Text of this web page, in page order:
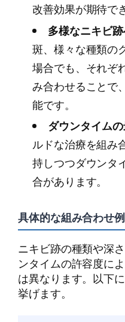
改善効果が期待で
多様なニキビ
斑、様々な種類の
場合でも、それぞ
み合わせることで
能です。
ダウンタイム
ルドな治療を組み
持しつつダウンタ
合があります。
具体的な組み合わせ例
ニキビ跡の種類や深
ンタイムの許容度に
は異なります。以下
挙げます。